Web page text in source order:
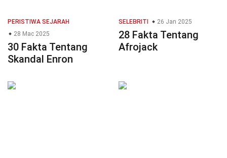
PERISTIWA SEJARAH
28 Mac 2025
30 Fakta Tentang
Skandal Enron
SELEBRITI 26 Jan 2025
28 Fakta Tentang
Afrojack